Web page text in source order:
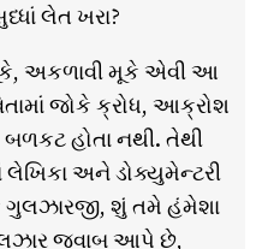
લેત ખરા?
અકળાવી મૂકે એવી આ
જોકે ક્રોધ, આક્રોશ
બળકટ હોતા નથી. તેથી
લેખિકા અને ડોક્યુમેન્ટરી
શું તમે હંમેશા
જવાબ આપે છે,